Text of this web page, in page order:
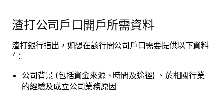
渣打公司戶口開戶所需資料
渣打銀行指出，如想在該行開公司戶口需要提供以下資料
7 ：
公司背景 (包括資金來源、時間及途徑) 、於相關行業
的經驗及成立公司業務原因